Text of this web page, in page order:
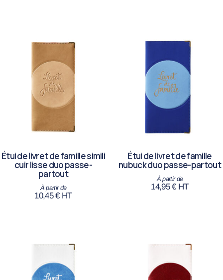
Étui de livret de famille simili
cuir lisse duo passe-
partout
10,45€ HT
Étui de livret de famille
nubuck duo passe-partout
14,95€ HT